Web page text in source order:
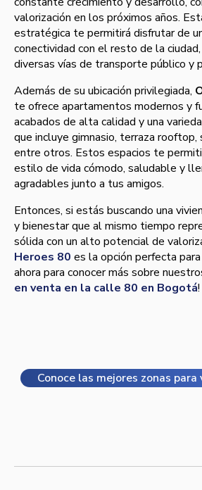
valorización en los próximos años.
estratégica te permitirá disfrutar de
conectividad con el resto de la
diversas vías de transporte público y
Además de su ubicación privilegiada,
te ofrece apartamentos modernos y
acabados de alta calidad y una
que incluye gimnasio, terraza rooftop,
entre otros. Estos espacios te
estilo de vida cómodo, saludable y
agradables junto a tus amigos.
Entonces, si estás buscando una
y bienestar que al mismo tiempo
sólida con un alto potencial de
Heroes 80 es la opción perfecta
ahora para conocer más sobre
en venta en la calle 80 en Bogotá!
Conoce las mejores zonas